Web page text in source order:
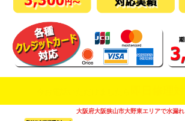
大阪府大阪狭山市大野東エリアで水漏れ